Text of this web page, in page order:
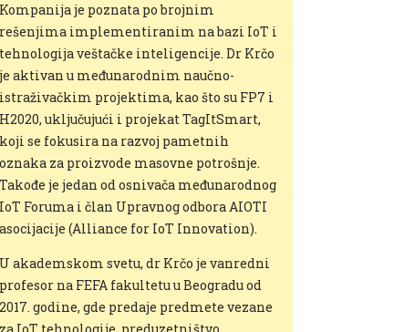
Kompanija je poznata po brojnim
rešenjima implementiranim na bazi IoT i
tehnologija veštačke inteligencije. Dr Krčo
je aktivan u međunarodnim naučno-
istraživačkim projektima, kao što su FP7 i
H2020, uključujući i projekat TagItSmart,
koji se fokusira na razvoj pametnih
oznaka za proizvode masovne potrošnje.
Takođe je jedan od osnivača međunarodnog
IoT Foruma i član Upravnog odbora AIOTI
asocijacije (Alliance for IoT Innovation).
U akademskom svetu, dr Krčo je vanredni
profesor na FEFA fakultetu u Beogradu od
2017. godine, gde predaje predmete vezane